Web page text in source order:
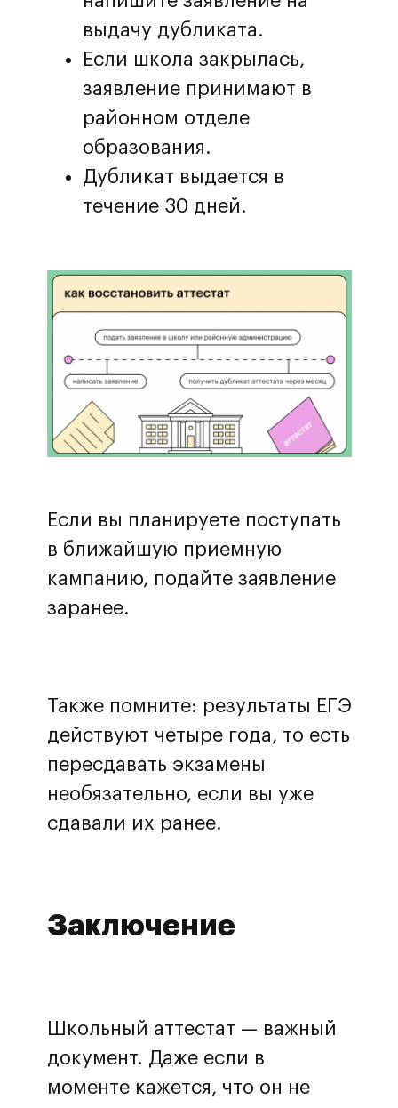
выдачу дубликата.
Если школа закрылась,
заявление принимают в
районном отделе
образования.
Дубликат выдается в
течение 30 дней.
Если вы планируете поступать
в ближайшую приемную
кампанию, подайте заявление
заранее.
Также помните: результаты ЕГЭ
действуют четыре года, то есть
пересдавать экзамены
необязательно, если вы уже
сдавали их ранее.
Заключение
Школьный аттестат — важный
документ. Даже если в
моменте кажется, что он не